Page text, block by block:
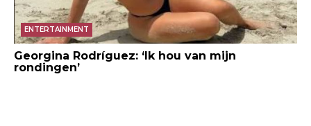
ENTERTAINMENT
Georgina Rodríguez: ‘Ik hou van mijn
rondingen’